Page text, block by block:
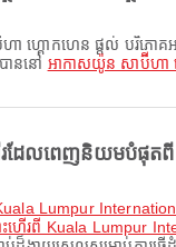
ាននៅ អាកាសយ៉ូន សាប៊ីហា
រដែលពេញនិយមបំផុត
Kuala Lumpur
ហើរពី Kuala Lumpur